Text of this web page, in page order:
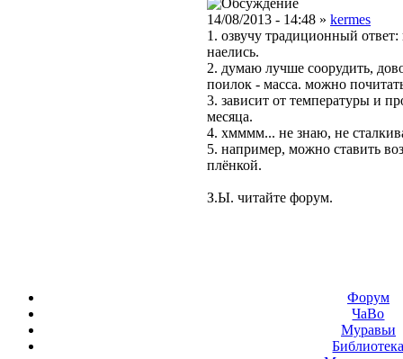
14/08/2013 - 14:48 » kermes
1. озвучу традиционный ответ:
наелись.
2. думаю лучше соорудить,
поилок - масса. можно
3. зависит от температуры и
месяца.
4. хмммм... не знаю, не
5. например, можно ставить
плёнкой.
З.Ы. читайте форум.
Форум
ЧаВо
Муравьи